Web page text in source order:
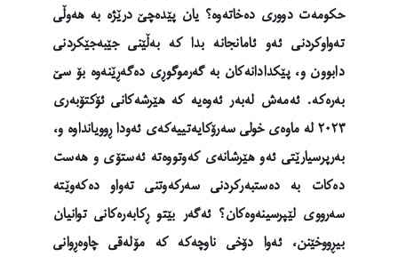
حکومەت دووری دەخاتەوە؟ یان پێدەچێ درێژە بە هەوڵی
تەواوکردنی ئەو ئامانجانە بدا کە بەڵێنی جێبەجێکردنی
دابوون و، پێکدادانەکان بە گەرموگوڕی دەگەڕێنەوە بۆ سێ
بەرەکە. ئەمەش لەبەر ئەوەیە کە هێرشەکانی ئۆکتۆبەری
٢٠٢٣ لە ماوەی خولی سەرۆکایەتییەکەی ئەودا ڕوویانداوە و،
بەرپرسیارێتی ئەو هێرشانەی کەوتووەتە ئەستۆی و هەست
دەکات بە دەستبەرکردنی سەرکەوتنی تەواو دەکەوێتە
سەرووی لێپرسینەوەکان؟ ئەگەر بێتو ڕکابەرەکانی توانیان
بیڕووخێنن، ئەوا دۆخی ناوچەکە کە مۆلەقی چاوەڕوانی